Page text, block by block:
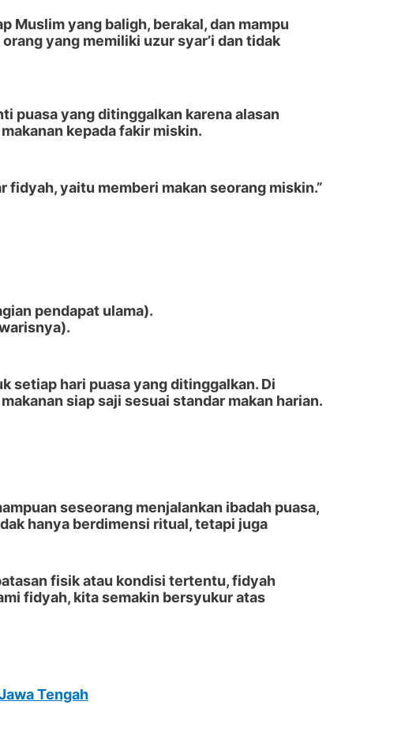
Muslim yang baligh, berakal, dan mampu
yang memiliki uzur syar’i dan tidak
puasa yang ditinggalkan karena alasan
kepada fakir miskin.
yaitu memberi makan seorang miskin.”
pendapat ulama).
setiap hari puasa yang ditinggalkan. Di
siap saji sesuai standar makan harian.
seseorang menjalankan ibadah puasa,
hanya berdimensi ritual, tetapi juga
fisik atau kondisi tertentu, fidyah
fidyah, kita semakin bersyukur atas
Tengah